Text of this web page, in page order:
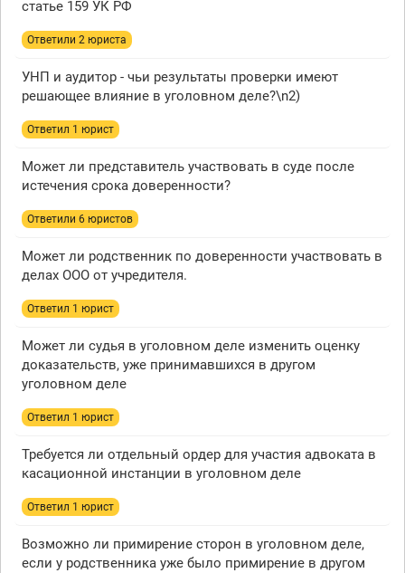
статье 159 УК РФ
Ответили 2 юристa
УНП и аудитор - чьи результаты проверки имеют
решающее влияние в уголовном деле?\n2)
Ответил 1 юрист
Может ли представитель участвовать в суде после
истечения срока доверенности?
Ответили 6 юристов
Может ли родственник по доверенности участвовать в
делах ООО от учредителя.
Ответил 1 юрист
Может ли судья в уголовном деле изменить оценку
доказательств, уже принимавшихся в другом
уголовном деле
Ответил 1 юрист
Требуется ли отдельный ордер для участия адвоката в
касационной инстанции в уголовном деле
Ответил 1 юрист
Возможно ли примирение сторон в уголовном деле,
если у родственника уже было примирение в другом